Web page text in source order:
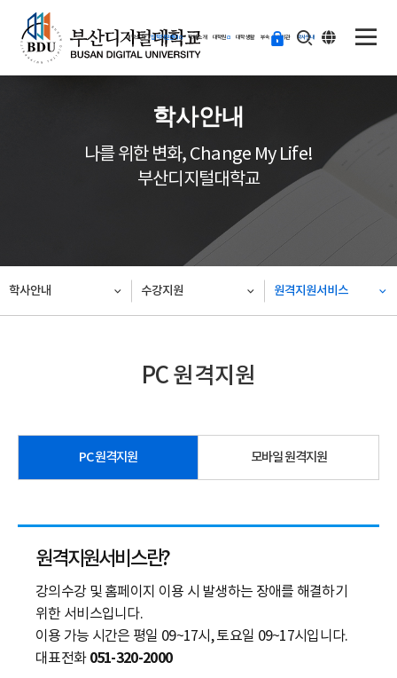
대학소개 입학지원센터 학과소개 대학원 대학생활 부속·부설기관 학사안내
등
ENG
학사안내
나를 위한 변화, Change My Life!
부산디지털대학교
학사안내 수강지원 원격지원서비스
PC 원격지원
PC 원격지원 모바일 원격지원
원격지원서비스란?
강의수강 및 홈페이지 이용 시 발생하는 장애를 해결하기
위한 서비스입니다.
이용 가능 시간은 평일 09~17시, 토요일 09~17시입니다.
대표전화 051-320-2000